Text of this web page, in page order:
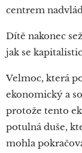
centrem
Dítě nakonec
jak se
Velmoc, která
ekonomický a
protože tento
potulná duše,
mohla